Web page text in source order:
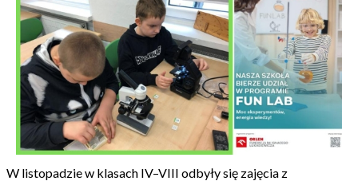
W listopadzie w klasach IV–VIII odbyły się zajęcia z